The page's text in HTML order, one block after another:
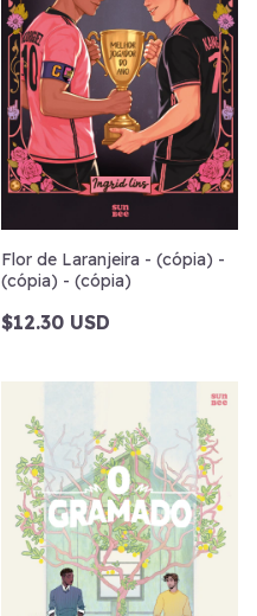
Flor de Laranjeira - (cópia) -
(cópia) - (cópia)
$12.30 USD